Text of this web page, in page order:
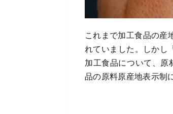
これまで加工食品の産
れていました。しかし
加工食品について、原
品の原料原産地表示制